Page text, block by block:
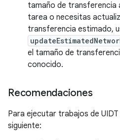
tamaño de transferencia
tarea o necesitas
transferencia estimado,
el tamaño de
conocido.
Recomendaciones
Para ejecutar trabajos de
siguiente: